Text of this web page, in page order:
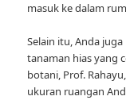
masuk ke dalam
Selain itu, Anda
tanaman hias yang
botani, Prof.
ukuran ruangan